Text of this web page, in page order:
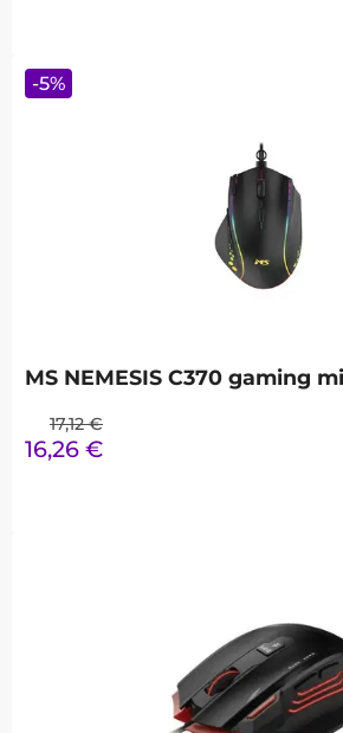
MS NEMESIS C370 gaming
17,12 €
16,26 €
-5%